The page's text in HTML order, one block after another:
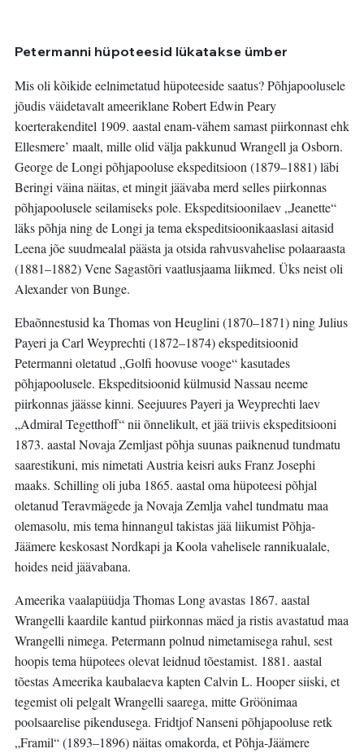
Petermanni hüpoteesid lükatakse ümber
Mis oli kõikide eelnimetatud hüpoteeside saatus? Põhjapoolusele
jõudis väidetavalt ameeriklane Robert Edwin Peary
koerterakenditel 1909. aastal enam-vähem samast piirkonnast ehk
Ellesmere’ maalt, mille olid välja pakkunud Wrangell ja Osborn.
George de Longi põhjapooluse ekspeditsioon (1879–1881) läbi
Beringi väina näitas, et mingit jäävaba merd selles piirkonnas
põhjapoolusele seilamiseks pole. Ekspeditsioonilaev „Jeanette“
läks põhja ning de Longi ja tema ekspeditsioonikaaslasi aitasid
Leena jõe suudmealal päästa ja otsida rahvusvahelise polaaraasta
(1881–1882) Vene Sagastõri vaatlusjaama liikmed. Üks neist oli
Alexander von Bunge.
Ebaõnnestusid ka Thomas von Heuglini (1870–1871) ning Julius
Payeri ja Carl Weyprechti (1872–1874) ekspeditsioonid
Petermanni oletatud „Golfi hoovuse vooge“ kasutades
põhjapoolusele. Ekspeditsioonid külmusid Nassau neeme
piirkonnas jäässe kinni. Seejuures Payeri ja Weyprechti laev
„Admiral Tegetthoff“ nii õnnelikult, et jää triivis ekspeditsiooni
1873. aastal Novaja Zemljast põhja suunas paiknenud tundmatu
saarestikuni, mis nimetati Austria keisri auks Franz Josephi
maaks. Schilling oli juba 1865. aastal oma hüpoteesi põhjal
oletanud Teravmägede ja Novaja Zemlja vahel tundmatu maa
olemasolu, mis tema hinnangul takistas jää liikumist Põhja-
Jäämere keskosast Nordkapi ja Koola vahelisele rannikualale,
hoides neid jäävabana.
Ameerika vaalapüüdja Thomas Long avastas 1867. aastal
Wrangelli kaardile kantud piirkonnas mäed ja ristis avastatud maa
Wrangelli nimega. Petermann polnud nimetamisega rahul, sest
hoopis tema hüpotees olevat leidnud tõestamist. 1881. aastal
tõestas Ameerika kaubalaeva kapten Calvin L. Hooper siiski, et
tegemist oli pelgalt Wrangelli saarega, mitte Gröönimaa
poolsaarelise pikendusega. Fridtjof Nanseni põhjapooluse retk
„Framil“ (1893–1896) näitas omakorda, et Põhja-Jäämere